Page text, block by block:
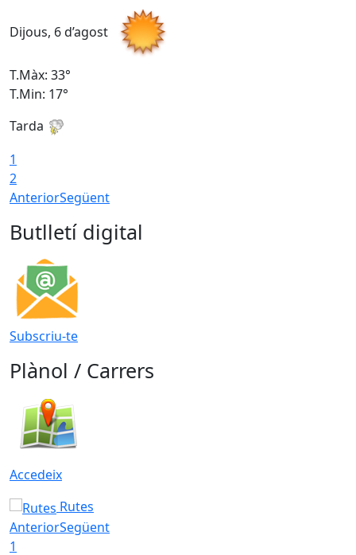
Dijous, 6 d’agost
T.Màx: 33°
T.Min: 17°
Tarda
1
2
AnteriorSegüent
Butlletí digital
Subscriu-te
Plànol / Carrers
Accedeix
Rutes
AnteriorSegüent
1